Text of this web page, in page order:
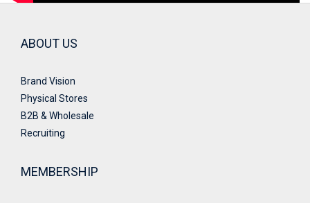
ABOUT US
Brand Vision
Physical Stores
B2B & Wholesale
Recruiting
MEMBERSHIP